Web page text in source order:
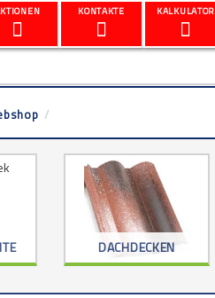
/
KONTAKTE KALKULATOR
DACHDECKEN